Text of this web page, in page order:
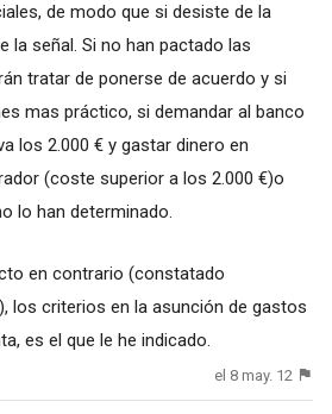
de modo que si desiste de la
la señal. Si no han pactado las
tratar de ponerse de acuerdo y si
mas práctico, si demandar al banco
los 2.000 € y gastar dinero en
(coste superior a los 2.000 €)o
lo han determinado.
en contrario (constatado
los criterios en la asunción de gastos
es el que le he indicado.
el 8 may. 12